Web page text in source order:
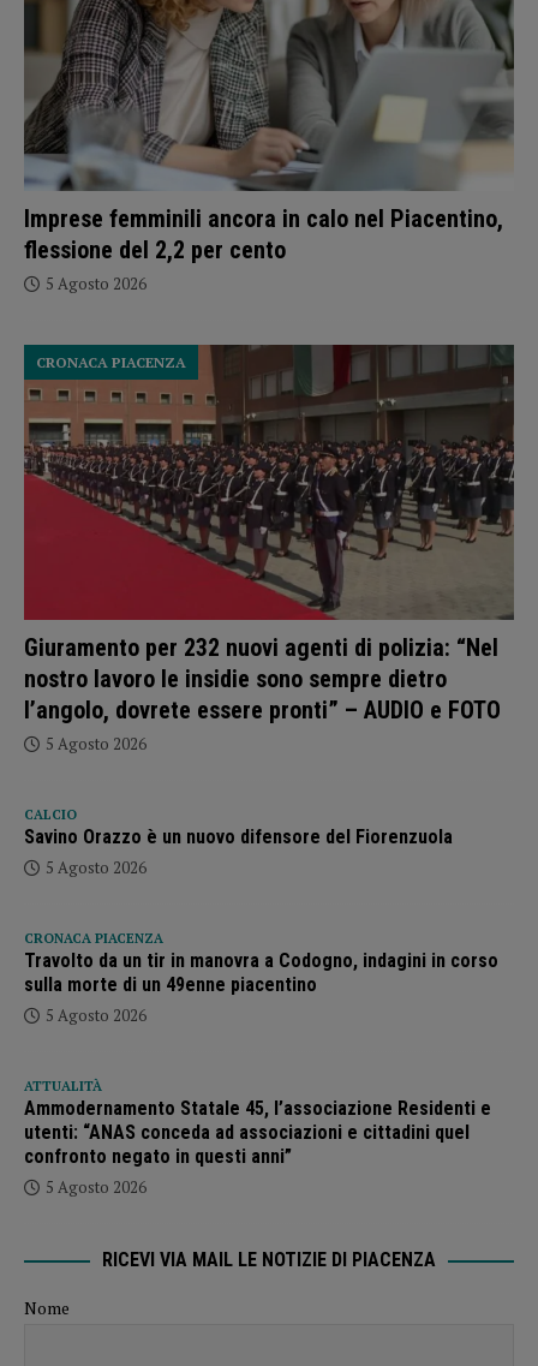
Imprese femminili ancora in calo nel Piacentino,
flessione del 2,2 per cento
5 Agosto 2026
Giuramento per 232 nuovi agenti di polizia: “Nel
nostro lavoro le insidie sono sempre dietro
l’angolo, dovrete essere pronti” – AUDIO e FOTO
CRONACA PIACENZA
5 Agosto 2026
CALCIO
Savino Orazzo è un nuovo difensore del Fiorenzuola
5 Agosto 2026
CRONACA PIACENZA
Travolto da un tir in manovra a Codogno, indagini in corso
sulla morte di un 49enne piacentino
5 Agosto 2026
ATTUALITÀ
Ammodernamento Statale 45, l’associazione Residenti e
utenti: “ANAS conceda ad associazioni e cittadini quel
confronto negato in questi anni”
5 Agosto 2026
RICEVI VIA MAIL LE NOTIZIE DI PIACENZA
Nome